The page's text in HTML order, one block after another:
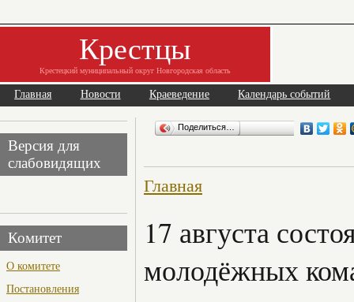
Крестцы
Крестецкий муниципальный округ Новгородская область
Главная Новости Краеведение Календарь событий
Версия для
слабовидящих
Комитет
О комитете
Постановления
Поделиться…
Главная
17 августа
молодёжных